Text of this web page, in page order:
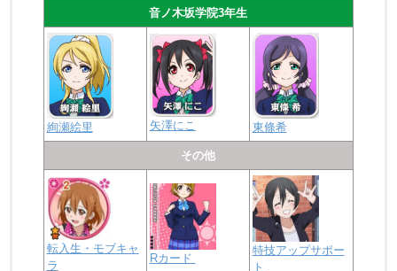
音ノ木坂学院3年生
絢瀬絵里 矢澤にこ 東條希
その他
転入生・モブキャ
ラ
Rカード
特技アップサポー
ト